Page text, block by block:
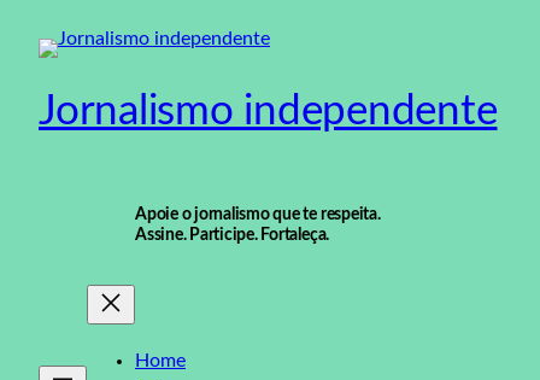
para
conteúdo
Jornalismo independente
Apoie o jornalismo que te respeita.
Assine. Participe. Fortaleça.
Home